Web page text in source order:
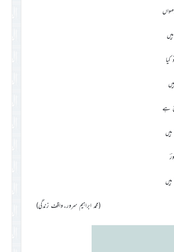
ہے
(محمد ابراہیم سرور۔واقف زندگی)